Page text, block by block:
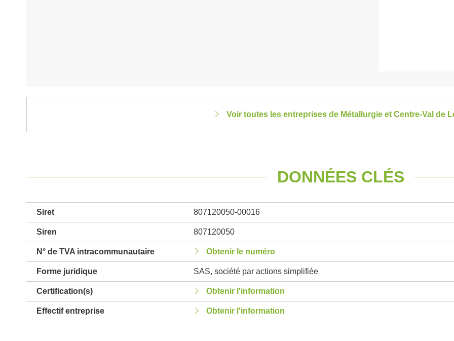
Voir toutes les entreprises de Métallurgie et Centre-Val de
DONNÉES CLÉS
Siret 807120050-00016
Siren 807120050
N° de TVA intracommunautaire Obtenir le numéro
Forme juridique SAS, société par actions simplifiée
Certification(s) Obtenir l'information
Effectif entreprise Obtenir l'information